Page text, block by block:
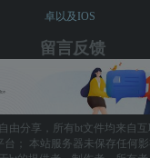
卓以及IOS
留言反馈
由分享，所有bt文件均来自互
台； 本站服务器未保存任何